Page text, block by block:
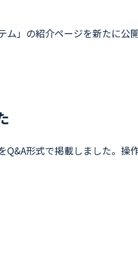
」の紹介ページを新たに公
形式で掲載しました。